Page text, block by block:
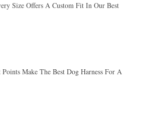
Size Offers A Custom Fit In Our Best
Make The Best Dog Harness For A